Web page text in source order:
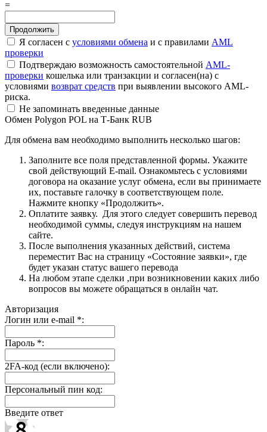
=
Я согласен с условиями обмена и с правилами AML
проверки
Подтверждаю возможность самостоятельной AML-
проверки кошелька или транзакции и согласен(на) с
условиями возврат средств при выявлении высокого AML-
риска.
Не запоминать введенные данные
Обмен Polygon POL на Т-Банк RUB
Для обмена вам необходимо выполнить несколько шагов:
Заполните все поля представленной формы. Укажите
свой действующий E-mail. Ознакомьтесь с условиями
договора на оказание услуг обмена, если вы принимаете
их, поставьте галочку в соответствующем поле.
Нажмите кнопку «Продолжить».
Оплатите заявку. Для этого следует совершить перевод
необходимой суммы, следуя инструкциям на нашем
сайте.
После выполнения указанных действий, система
переместит Вас на страницу «Состояние заявки», где
будет указан статус вашего перевода
На любом этапе сделки ,при возникновении каких либо
вопросов вы можете обращаться в онлайн чат.
Авторизация
Логин или e-mail *:
Пароль *:
2FA-код (если включено):
Персональный пин код:
Введите ответ